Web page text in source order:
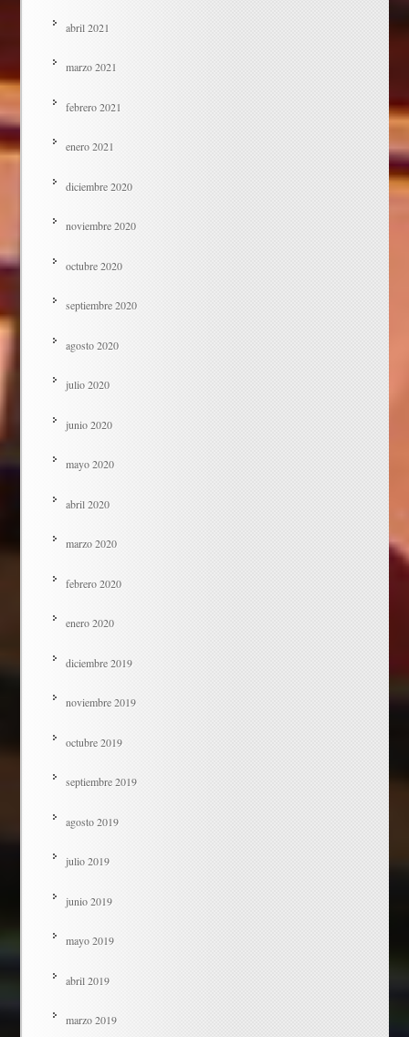
abril 2021
marzo 2021
febrero 2021
enero 2021
diciembre 2020
noviembre 2020
octubre 2020
septiembre 2020
agosto 2020
julio 2020
junio 2020
mayo 2020
abril 2020
marzo 2020
febrero 2020
enero 2020
diciembre 2019
noviembre 2019
octubre 2019
septiembre 2019
agosto 2019
julio 2019
junio 2019
mayo 2019
abril 2019
marzo 2019